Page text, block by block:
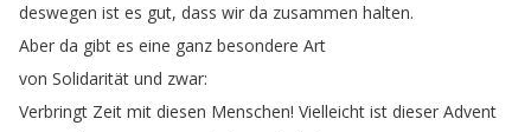
deswegen ist es gut, dass wir da zusammen halten.
Aber da gibt es eine ganz besondere Art
von Solidarität und zwar:
Verbringt Zeit mit diesen Menschen! Vielleicht ist dieser Advent